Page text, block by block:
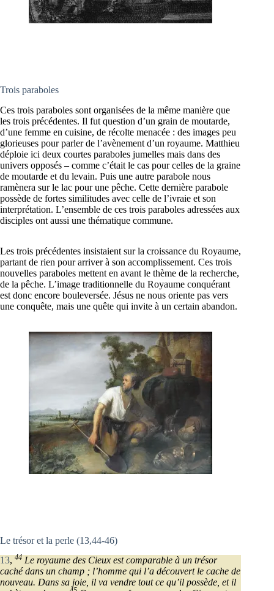
Trois paraboles
Ces trois paraboles sont organisées de la même manière que
les trois précédentes. Il fut question d’un grain de moutarde,
d’une femme en cuisine, de récolte menacée : des images peu
glorieuses pour parler de l’avènement d’un royaume. Matthieu
déploie ici deux courtes paraboles jumelles mais dans des
univers opposés – comme c’était le cas pour celles de la graine
de moutarde et du levain. Puis une autre parabole nous
ramènera sur le lac pour une pêche. Cette dernière parabole
possède de fortes similitudes avec celle de l’ivraie et son
interprétation. L’ensemble de ces trois paraboles adressées aux
disciples ont aussi une thématique commune.
Les trois précédentes insistaient sur la croissance du Royaume,
partant de rien pour arriver à son accomplissement. Ces trois
nouvelles paraboles mettent en avant le thème de la recherche,
de la pêche. L’image traditionnelle du Royaume conquérant
est donc encore bouleversée. Jésus ne nous oriente pas vers
une conquête, mais une quête qui invite à un certain abandon.
Le trésor et la perle (13,44-46)
13, 44 Le royaume des Cieux est comparable à un trésor
caché dans un champ ; l’homme qui l’a découvert le cache de
nouveau. Dans sa joie, il va vendre tout ce qu’il possède, et il